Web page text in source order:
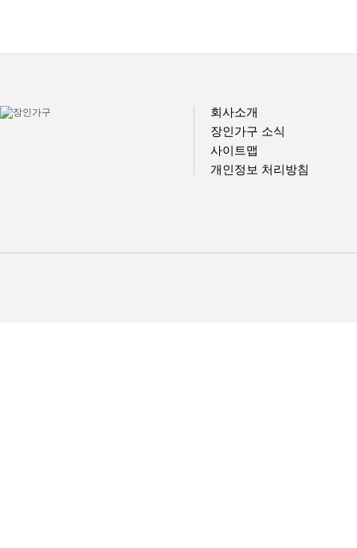
회사소개
장인가구 소식
사이트맵
개인정보 처리방침